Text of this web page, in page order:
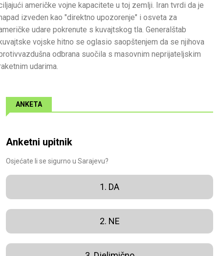
američke vojne kapacitete u toj zemlji. Iran tvrdi da je
izveden kao "direktno upozorenje" i osveta za
udare pokrenute s kuvajtskog tla. Generalštab
vojske hitno se oglasio saopštenjem da se njihova
odbrana suočila s masovnim neprijateljskim
udarima.
ANKETA
Anketni upitnik
Osjećate li se sigurno u Sarajevu?
1. DA
2. NE